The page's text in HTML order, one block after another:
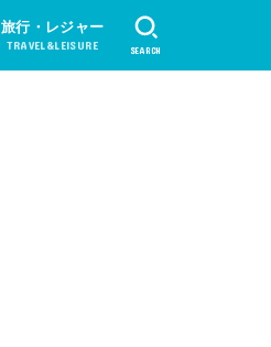
旅行・レジャー
TRAVEL&LEISURE SEARCH